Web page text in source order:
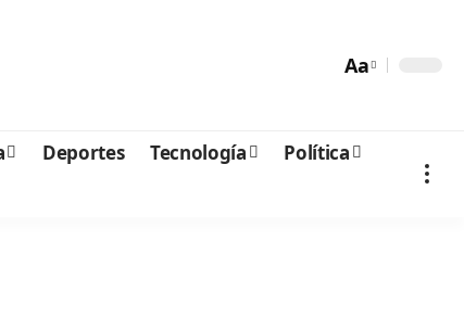
Aa
Deportes Tecnología
Política